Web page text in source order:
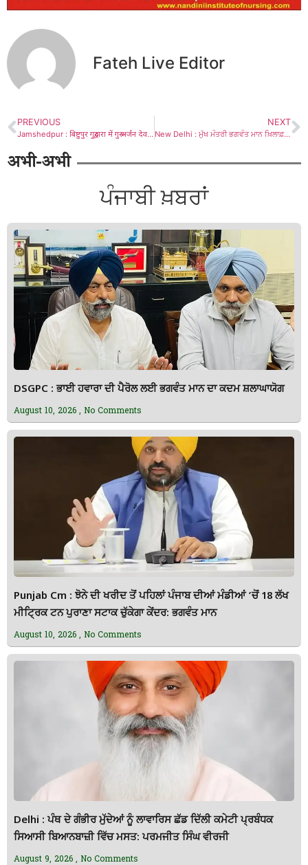
Fateh Live Editor
PREVIOUS
Jamshedpur : बिष्टुपुर गुरुद्वारा में गुरु अर्जन देव जी की शहादत को समर्पित छबील एवं लंगर सेवा का आयोजन, कीर्तन दरबार में संगत हुई निहाल
NEXT
New Delhi : ਮੁੱਖ ਮੰਤਰੀ ਭਗਵੰਤ ਮਾਨ ਖ਼ਿਲਾਫ਼ ਸ੍ਰੀ ਅਕਾਲ ਤਖ਼ਤ ਸਾਹਿਬ ਵੱਲੋਂ ਕੀਤੀ ਕਾਰਵਾਈ ਜਾਇਜ਼ ਤੇ ਸਮੇਂ ਦੀ ਲੋੜ ਮੁਤਾਬਿਕ : ਪਰਮਜੀਤ ਸਿੰਘ ਵੀਰਜੀ
अभी-अभी
ਪੰਜਾਬੀ ਖ਼ਬਰਾਂ
DSGPC : ਭਾਈ ਹਵਾਰਾ ਦੀ ਪੈਰੋਲ ਲਈ ਭਗਵੰਤ ਮਾਨ ਦਾ ਕਦਮ ਸ਼ਲਾਘਾਯੋਗ
August 10, 2026 No Comments
Punjab Cm : ਝੋਨੇ ਦੀ ਖਰੀਦ ਤੋਂ ਪਹਿਲਾਂ ਪੰਜਾਬ ਦੀਆਂ ਮੰਡੀਆਂ ’ਚੋਂ 18 ਲੱਖ
ਮੀਟ੍ਰਿਕ ਟਨ ਪੁਰਾਣਾ ਸਟਾਕ ਚੁੱਕੇਗਾ ਕੇਂਦਰ: ਭਗਵੰਤ ਮਾਨ
August 10, 2026 No Comments
Delhi : ਪੰਥ ਦੇ ਗੰਭੀਰ ਮੁੱਦੇਆਂ ਨੂੰ ਲਾਵਾਰਿਸ ਛੱਡ ਦਿੱਲੀ ਕਮੇਟੀ ਪ੍ਰਬੰਧਕ
ਸਿਆਸੀ ਬਿਆਨਬਾਜ਼ੀ ਵਿੱਚ ਮਸਤ: ਪਰਮਜੀਤ ਸਿੰਘ ਵੀਰਜੀ
August 9, 2026 No Comments